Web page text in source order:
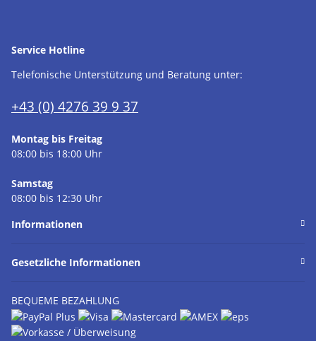
Service Hotline
Telefonische Unterstützung und Beratung unter:
+43 (0) 4276 39 9 37
Montag bis Freitag
08:00 bis 18:00 Uhr
Samstag
08:00 bis 12:30 Uhr
Informationen
Gesetzliche Informationen
BEQUEME BEZAHLUNG